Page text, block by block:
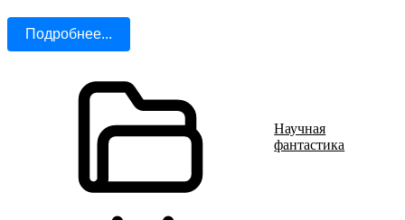
Подробнее...
Научная
фантастика